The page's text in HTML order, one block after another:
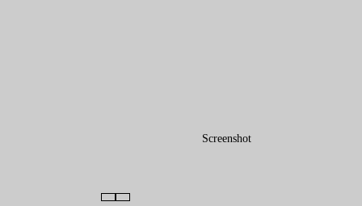
Screenshot